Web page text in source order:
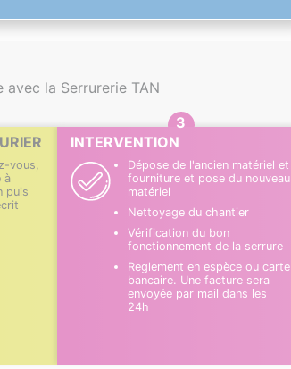
la Serrurerie TAN
vous,
à
puis
INTERVENTION
Dépose de l'ancien matériel et
fourniture et pose du nouveau
matériel
Nettoyage du chantier
Vérification du bon
fonctionnement de la serrure
Reglement en espèce ou carte
bancaire. Une facture sera
envoyée par mail dans les
24h